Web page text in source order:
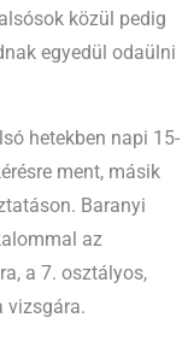
közül pedig
egyedül odaülni
hetekben napi 15-
ment, másik
Baranyi
az
a 7. osztályos,
vizsgára.